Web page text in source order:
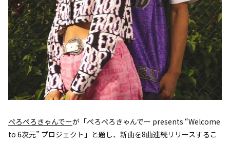
ぺろぺろきゃんでーが「ぺろぺろきゃんでー presents “Welcome
to 6次元” プロジェクト」と題し、新曲を8曲連続リリースするこ